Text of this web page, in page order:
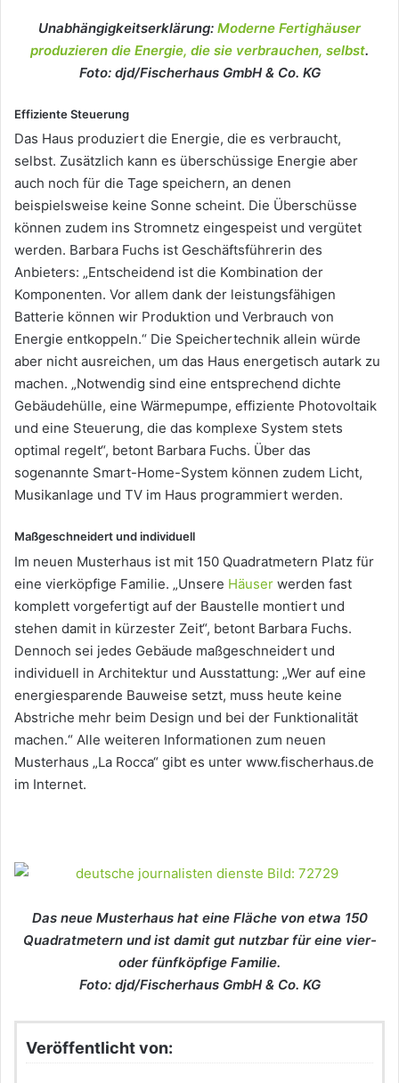
Unabhängigkeitserklärung: Moderne Fertighäuser
produzieren die Energie, die sie verbrauchen, selbst.
Foto: djd/Fischerhaus GmbH & Co. KG
Effiziente Steuerung
Das Haus produziert die Energie, die es verbraucht,
selbst. Zusätzlich kann es überschüssige Energie aber
auch noch für die Tage speichern, an denen
beispielsweise keine Sonne scheint. Die Überschüsse
können zudem ins Stromnetz eingespeist und vergütet
werden. Barbara Fuchs ist Geschäftsführerin des
Anbieters: „Entscheidend ist die Kombination der
Komponenten. Vor allem dank der leistungsfähigen
Batterie können wir Produktion und Verbrauch von
Energie entkoppeln.“ Die Speichertechnik allein würde
aber nicht ausreichen, um das Haus energetisch autark zu
machen. „Notwendig sind eine entsprechend dichte
Gebäudehülle, eine Wärmepumpe, effiziente Photovoltaik
und eine Steuerung, die das komplexe System stets
optimal regelt“, betont Barbara Fuchs. Über das
sogenannte Smart-Home-System können zudem Licht,
Musikanlage und TV im Haus programmiert werden.
Maßgeschneidert und individuell
Im neuen Musterhaus ist mit 150 Quadratmetern Platz für
eine vierköpfige Familie. „Unsere Häuser werden fast
komplett vorgefertigt auf der Baustelle montiert und
stehen damit in kürzester Zeit“, betont Barbara Fuchs.
Dennoch sei jedes Gebäude maßgeschneidert und
individuell in Architektur und Ausstattung: „Wer auf eine
energiesparende Bauweise setzt, muss heute keine
Abstriche mehr beim Design und bei der Funktionalität
machen.“ Alle weiteren Informationen zum neuen
Musterhaus „La Rocca“ gibt es unter www.fischerhaus.de
im Internet.
Das neue Musterhaus hat eine Fläche von etwa 150
Quadratmetern und ist damit gut nutzbar für eine vier-
oder fünfköpfige Familie.
Foto: djd/Fischerhaus GmbH & Co. KG
Veröffentlicht von: